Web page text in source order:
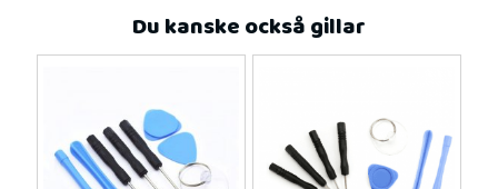
Du kanske också gillar